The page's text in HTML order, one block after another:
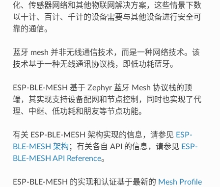
化、传感器网络和其他物联网解决方案，这些情景下数
以十计、百计、千计的设备需要与其他设备进行安全可
靠的通信。
蓝牙 mesh 并非无线通信技术，而是一种网络技术。该
技术基于一种无线通讯协议栈，即低功耗蓝牙。
ESP-BLE-MESH 基于 Zephyr 蓝牙 Mesh 协议栈的顶
端，其实现支持设备配网和节点控制，同时也实现了代
理、中继、低功耗和朋友等节点功能。
有关 ESP-BLE-MESH 架构实现的信息，请参见 ESP-
BLE-MESH 架构 ；有关各自 API 的信息，请参见 ESP-
BLE-MESH API Reference。
ESP-BLE-MESH 的实现和认证基于最新的 Mesh Profile